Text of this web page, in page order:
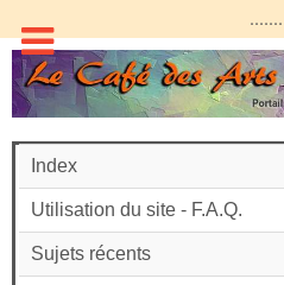
.......
Index
Utilisation du site - F.A.Q.
Sujets récents